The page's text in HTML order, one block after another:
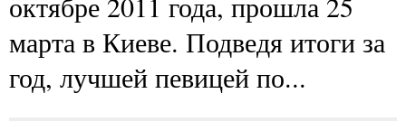
марта в Киеве. Подведя итоги за
год, лучшей певицей по...